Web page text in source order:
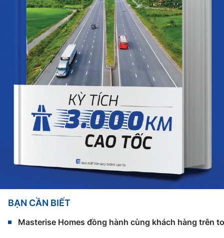
BẠN CẦN BIẾT
Masterise Homes đồng hành cùng khách hàng trên